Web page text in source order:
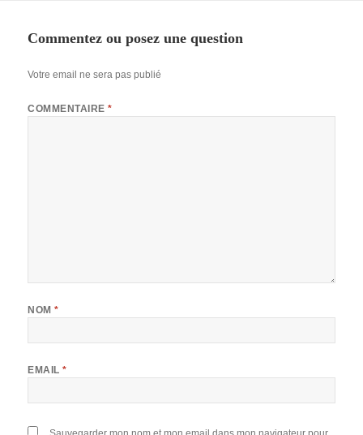
Commentez ou posez une question
Votre email ne sera pas publié
COMMENTAIRE*
NOM*
EMAIL*